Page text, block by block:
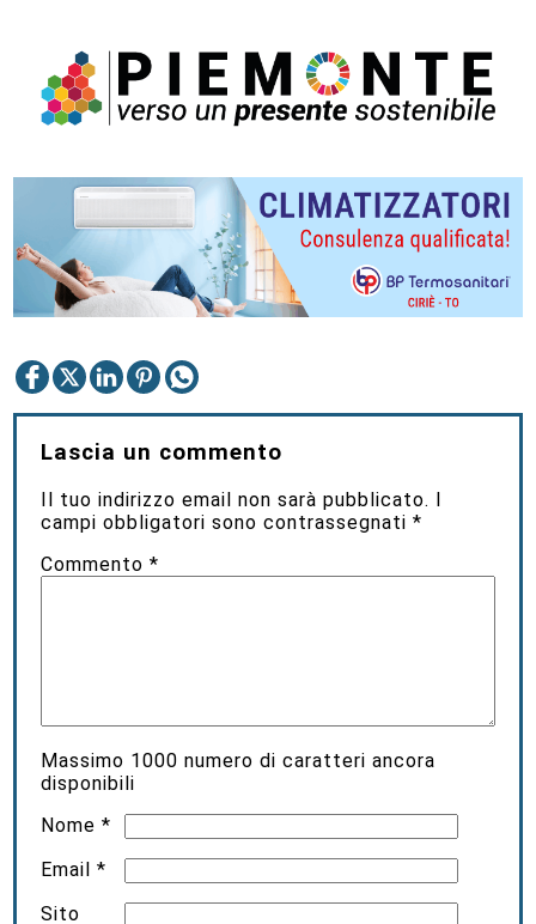
Lascia un commento
Il tuo indirizzo email non sarà pubblicato. I
campi obbligatori sono contrassegnati*
Commento*
Massimo 1000 numero di caratteri ancora
disponibili
Nome*
Email*
Sito